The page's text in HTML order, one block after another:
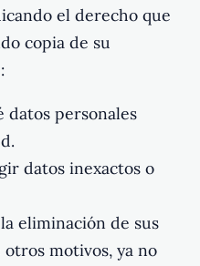
el derecho que
copia de su
datos personales
datos inexactos o
eliminación de sus
motivos, ya no